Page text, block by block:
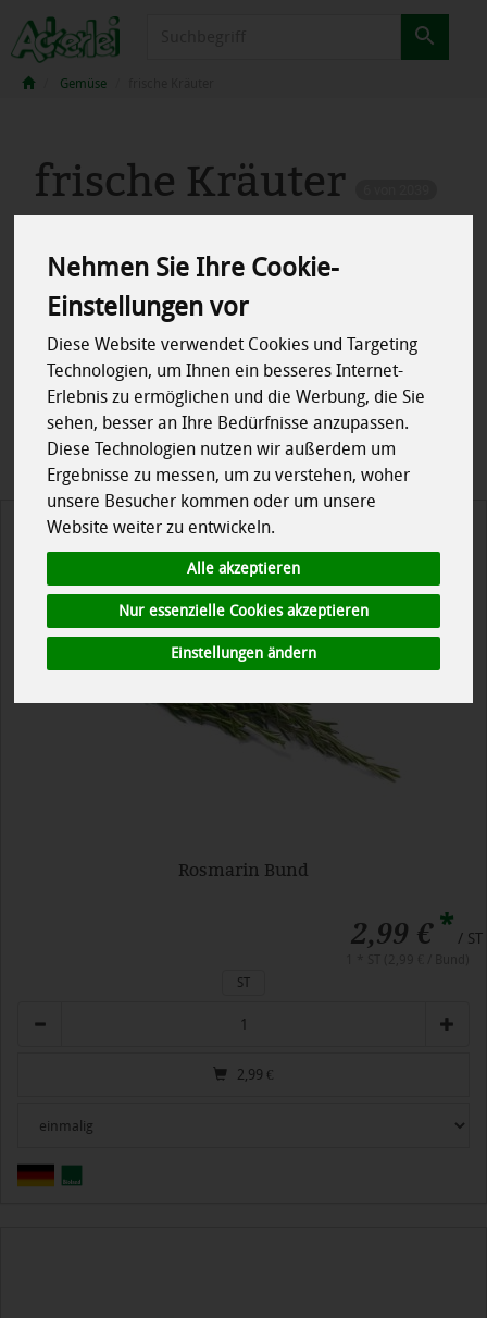
Nehmen Sie Ihre Cookie-
Einstellungen vor
Diese Website verwendet Cookies und Targeting
Technologien, um Ihnen ein besseres Internet-
Erlebnis zu ermöglichen und die Werbung, die Sie
sehen, besser an Ihre Bedürfnisse anzupassen.
Diese Technologien nutzen wir außerdem um
Ergebnisse zu messen, um zu verstehen, woher
unsere Besucher kommen oder um unsere
Website weiter zu entwickeln.
Alle akzeptieren
Nur essenzielle Cookies akzeptieren
Einstellungen ändern
Gemüse
frische Kräuter
Hersteller Allergene
Merkmale
Rosmarin Bund
2,99 €* / ST
ST
2,99 €